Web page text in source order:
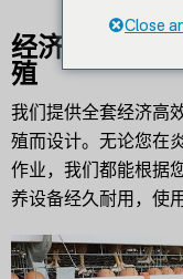
经济高效的蛋
殖
我们提供全套经济高
殖而设计。无论您在
作业，我们都能根据
养设备经久耐用，使
Close